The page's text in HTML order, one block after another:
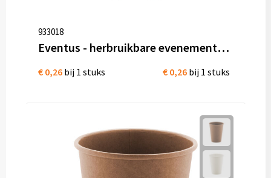
NIEUWE mokken
Sets en Servies
933018
Eventus - herbruikbare evenementenbeker
€ 0,26 bij 1 stuks € 0,26 bij 1 stuks